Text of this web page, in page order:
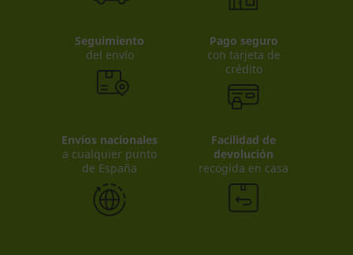
Seguimiento
del envío
Pago seguro
con tarjeta de
crédito
Envíos nacionales
a cualquier punto
de España
Facilidad de
devolución
recogida en casa